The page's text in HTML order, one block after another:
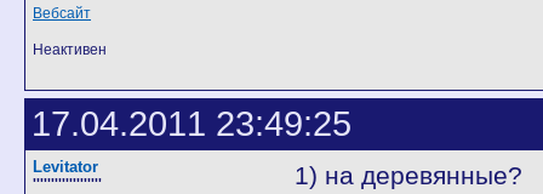
Вебсайт
Неактивен
17.04.2011 23:49:25
Levitator
'''''''''''''''''''
1) на деревянные?